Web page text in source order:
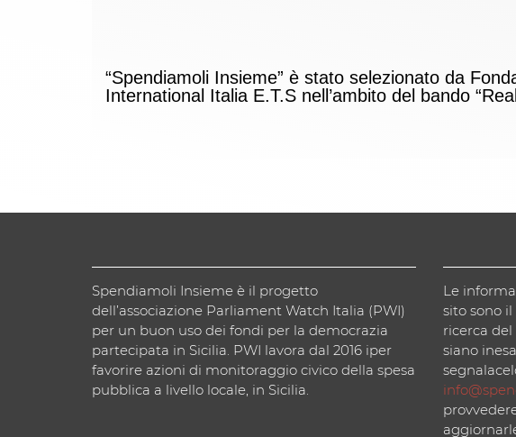
“Spendiamoli Insieme” è stato selezionato da
International Italia E.T.S nell’ambito del bando
Spendiamoli Insieme è il progetto
dell’associazione Parliament Watch Italia (PWI)
per un buon uso dei fondi per la democrazia
partecipata in Sicilia. PWI lavora dal 2016 iper
favorire azioni di monitoraggio civico della spesa
pubblica a livello locale, in Sicilia.
Le
sito sono
ricerca
siano